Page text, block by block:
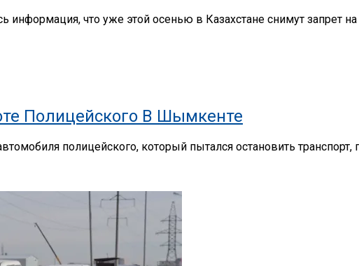
информация, что уже этой осенью в Казахстане снимут запрет
Полицейского В Шымкенте
полицейского, который пытался остановить